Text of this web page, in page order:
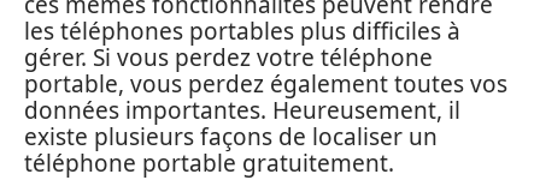
les téléphones portables plus difficiles à
gérer. Si vous perdez votre téléphone
portable, vous perdez également toutes vos
données importantes. Heureusement, il
existe plusieurs façons de localiser un
téléphone portable gratuitement.